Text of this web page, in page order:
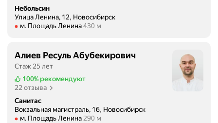
Небольсин
Улица Ленина, 12, Новосибирск
Метро м. Площадь Ленина Расстояние 430 м
м. Площадь Ленина 430 м
Алиев Ресуль Абубекирович
Стаж 25 лет
100% рекомендуют
22 отзыва
Санитас
Вокзальная магистраль, 16, Новосибирск
Метро м. Площадь Ленина Расстояние 290 м
м. Площадь Ленина 290 м